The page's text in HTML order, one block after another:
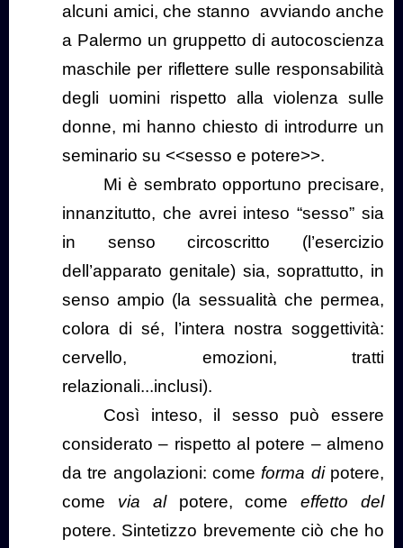
alcuni amici, che stanno avviando anche
a Palermo un gruppetto di autocoscienza
maschile per riflettere sulle responsabilità
degli uomini rispetto alla violenza sulle
donne, mi hanno chiesto di introdurre un
seminario su <<sesso e potere>>.
Mi è sembrato opportuno precisare,
innanzitutto, che avrei inteso “sesso” sia
in senso circoscritto (l’esercizio
dell’apparato genitale) sia, soprattutto, in
senso ampio (la sessualità che permea,
colora di sé, l’intera nostra soggettività:
cervello, emozioni, tratti
relazionali...inclusi).
Così inteso, il sesso può essere
considerato – rispetto al potere – almeno
da tre angolazioni: come forma dipotere,
come via alpotere, comeeffetto del
potere. Sintetizzo brevemente ciò che ho